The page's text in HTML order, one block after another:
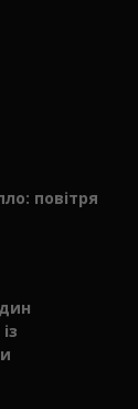
повітря